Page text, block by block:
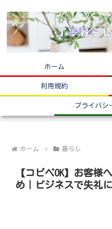
ホーム
利用規約
プライバシ
ホーム 暮らし
【コピペOK】お客様
め｜ビジネスで失礼